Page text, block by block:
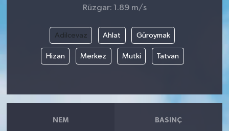
Rüzgar: 1.89 m/s
Adilcevaz Ahlat Güroymak
Hizan Merkez Mutki Tatvan
NEM BASINÇ